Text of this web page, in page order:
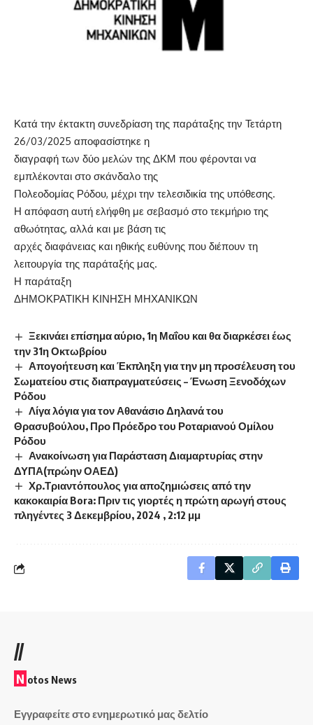
Κατά την έκτακτη συνεδρίαση της παράταξης την Τετάρτη
26/03/2025 αποφασίστηκε η
διαγραφή των δύο μελών της ΔΚΜ που φέρονται να
εμπλέκονται στο σκάνδαλο της
Πολεοδομίας Ρόδου, μέχρι την τελεσιδικία της υπόθεσης.
Η απόφαση αυτή ελήφθη με σεβασμό στο τεκμήριο της
αθωότητας, αλλά και με βάση τις
αρχές διαφάνειας και ηθικής ευθύνης που διέπουν τη
λειτουργία της παράταξής μας.
Η παράταξη
ΔΗΜΟΚΡΑΤΙΚΗ ΚΙΝΗΣΗ ΜΗΧΑΝΙΚΩΝ
Ξεκινάει επίσημα αύριο, 1η Μαΐου και θα διαρκέσει έως
την 31η Οκτωβρίου
Απογοήτευση και Έκπληξη για την μη προσέλευση του
Σωματείου στις διαπραγματεύσεις – Ένωση Ξενοδόχων
Ρόδου
Λίγα λόγια για τον Αθανάσιο Δηλανά του
Θρασυβούλου, Προ Πρόεδρο του Ροταριανού Ομίλου
Ρόδου
Ανακοίνωση για Παράσταση Διαμαρτυρίας στην
ΔΥΠΑ(πρώην ΟΑΕΔ)
Χρ.Τριαντόπουλος για αποζημιώσεις από την
κακοκαιρία Bora: Πριν τις γιορτές η πρώτη αρωγή στους
πληγέντες 3 Δεκεμβρίου, 2024 , 2:12 μμ
//
N otos News
Εγγραφείτε στο ενημερωτικό μας δελτίο